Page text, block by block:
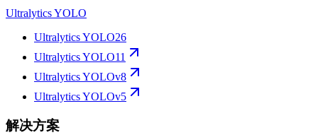
Ultralytics YOLO
Ultralytics YOLO26
Ultralytics YOLO11
Ultralytics YOLOv8
Ultralytics YOLOv5
解决方案